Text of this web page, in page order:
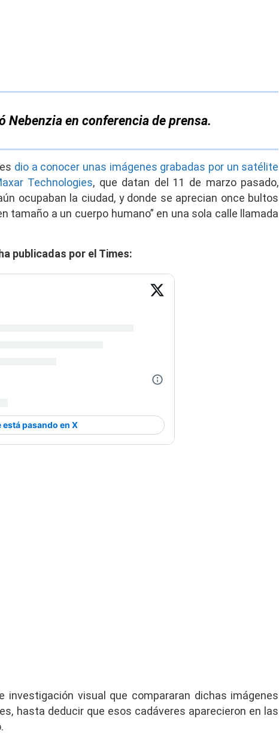
Nebenzia en conferencia de prensa.
dio a conocer unas imágenes grabadas por un satélite
Technologies, que datan del 11 de marzo pasado,
ocupaban la ciudad, y donde se aprecian once bultos
tamaño a un cuerpo humano” en una sola calle llamada
publicadas por el Times:
investigación visual que compararan dichas imágenes
hasta deducir que esos cadáveres aparecieron en las